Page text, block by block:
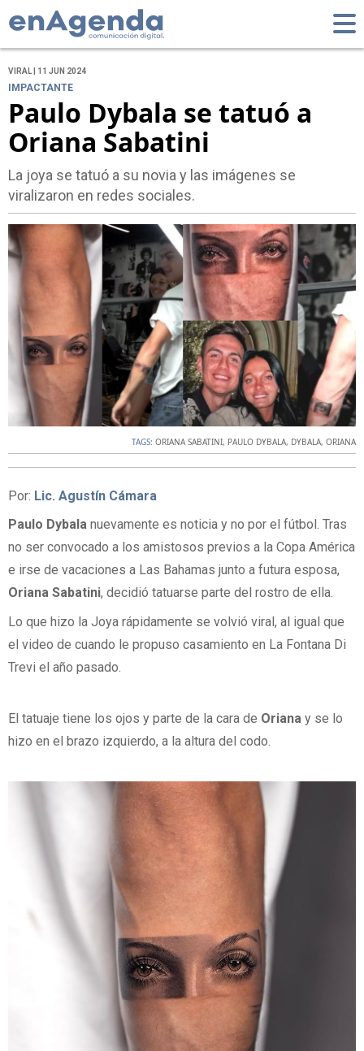
VIRAL | 11 JUN 2024
IMPACTANTE
Paulo Dybala se tatuó a
Oriana Sabatini
La joya se tatuó a su novia y las imágenes se
viralizaron en redes sociales.
TAGS: ORIANA SABATINI, PAULO DYBALA, DYBALA, ORIANA
Por: Lic. Agustín Cámara
Paulo Dybala nuevamente es noticia y no por el fútbol. Tras
no ser convocado a los amistosos previos a la Copa América
e irse de vacaciones a Las Bahamas junto a futura esposa,
Oriana Sabatini, decidió tatuarse parte del rostro de ella.
Lo que hizo la Joya rápidamente se volvió viral, al igual que
el video de cuando le propuso casamiento en La Fontana Di
Trevi el año pasado.
El tatuaje tiene los ojos y parte de la cara de Oriana y se lo
hizo en el brazo izquierdo, a la altura del codo.